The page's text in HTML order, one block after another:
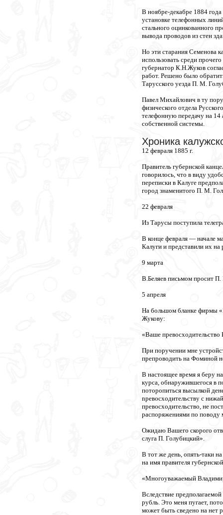
В ноябре-декабре 1884
установке телефонных
стального оцинкованного
вывода проводов из стен
Но эти старания Семенова
использовать среди
губернатор К.Н.Жуков
работ. Решено было
Тарусского уезда П. М.
Павел Михайлович в ту пору
физического отдела
телефонную передачу на 14
собственной системы.
Хроника
12 февраля 1885 г.
Правитель губернской
говорилось, что в виду
переписки в Калуге
город знаменитого П. М.
22 февраля
Из Тарусы поступила
В конце февраля — начале
Калуги и представили их
9 марта
В.Беляев письмом просит П.
5 апреля
На большом бланке фирмы
Жукову:
«Ваше превосходительство
При поручении мне
препроводить на Фоминой
В настоящее время я беру
курса, обнаружившегося в
поторопиться высылкой
npeвосходительству с
превосходительство, не
распоряжениями по поводу
Ожидаю Вашего скорого
слуга П. Голубицкий».
В тот же день, опять-таки
на имя правителя
«Многоуважаемый
Вследствие
рубль. Это меня пугает,
может быть сведено на нет